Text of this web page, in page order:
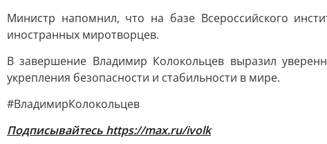
Министр напомнил, что на базе Всероссийского
иностранных миротворцев.
В завершение Владимир Колокольцев выразил
укрепления безопасности и стабильности в мире.
#ВладимирКолокольцев
Подписывайтесь https://max.ru/ivolk